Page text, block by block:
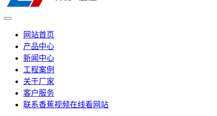
网站首页
产品中心
新闻中心
工程案例
关于厂家
客户服务
联系香蕉视频在线看网站